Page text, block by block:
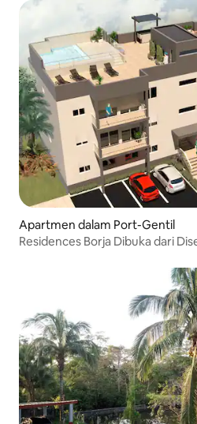
Apartmen dalam Port-Gentil
Residences Borja Dibuka dari